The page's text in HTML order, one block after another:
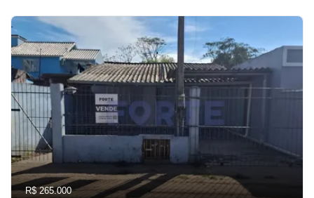
R$ 265.000